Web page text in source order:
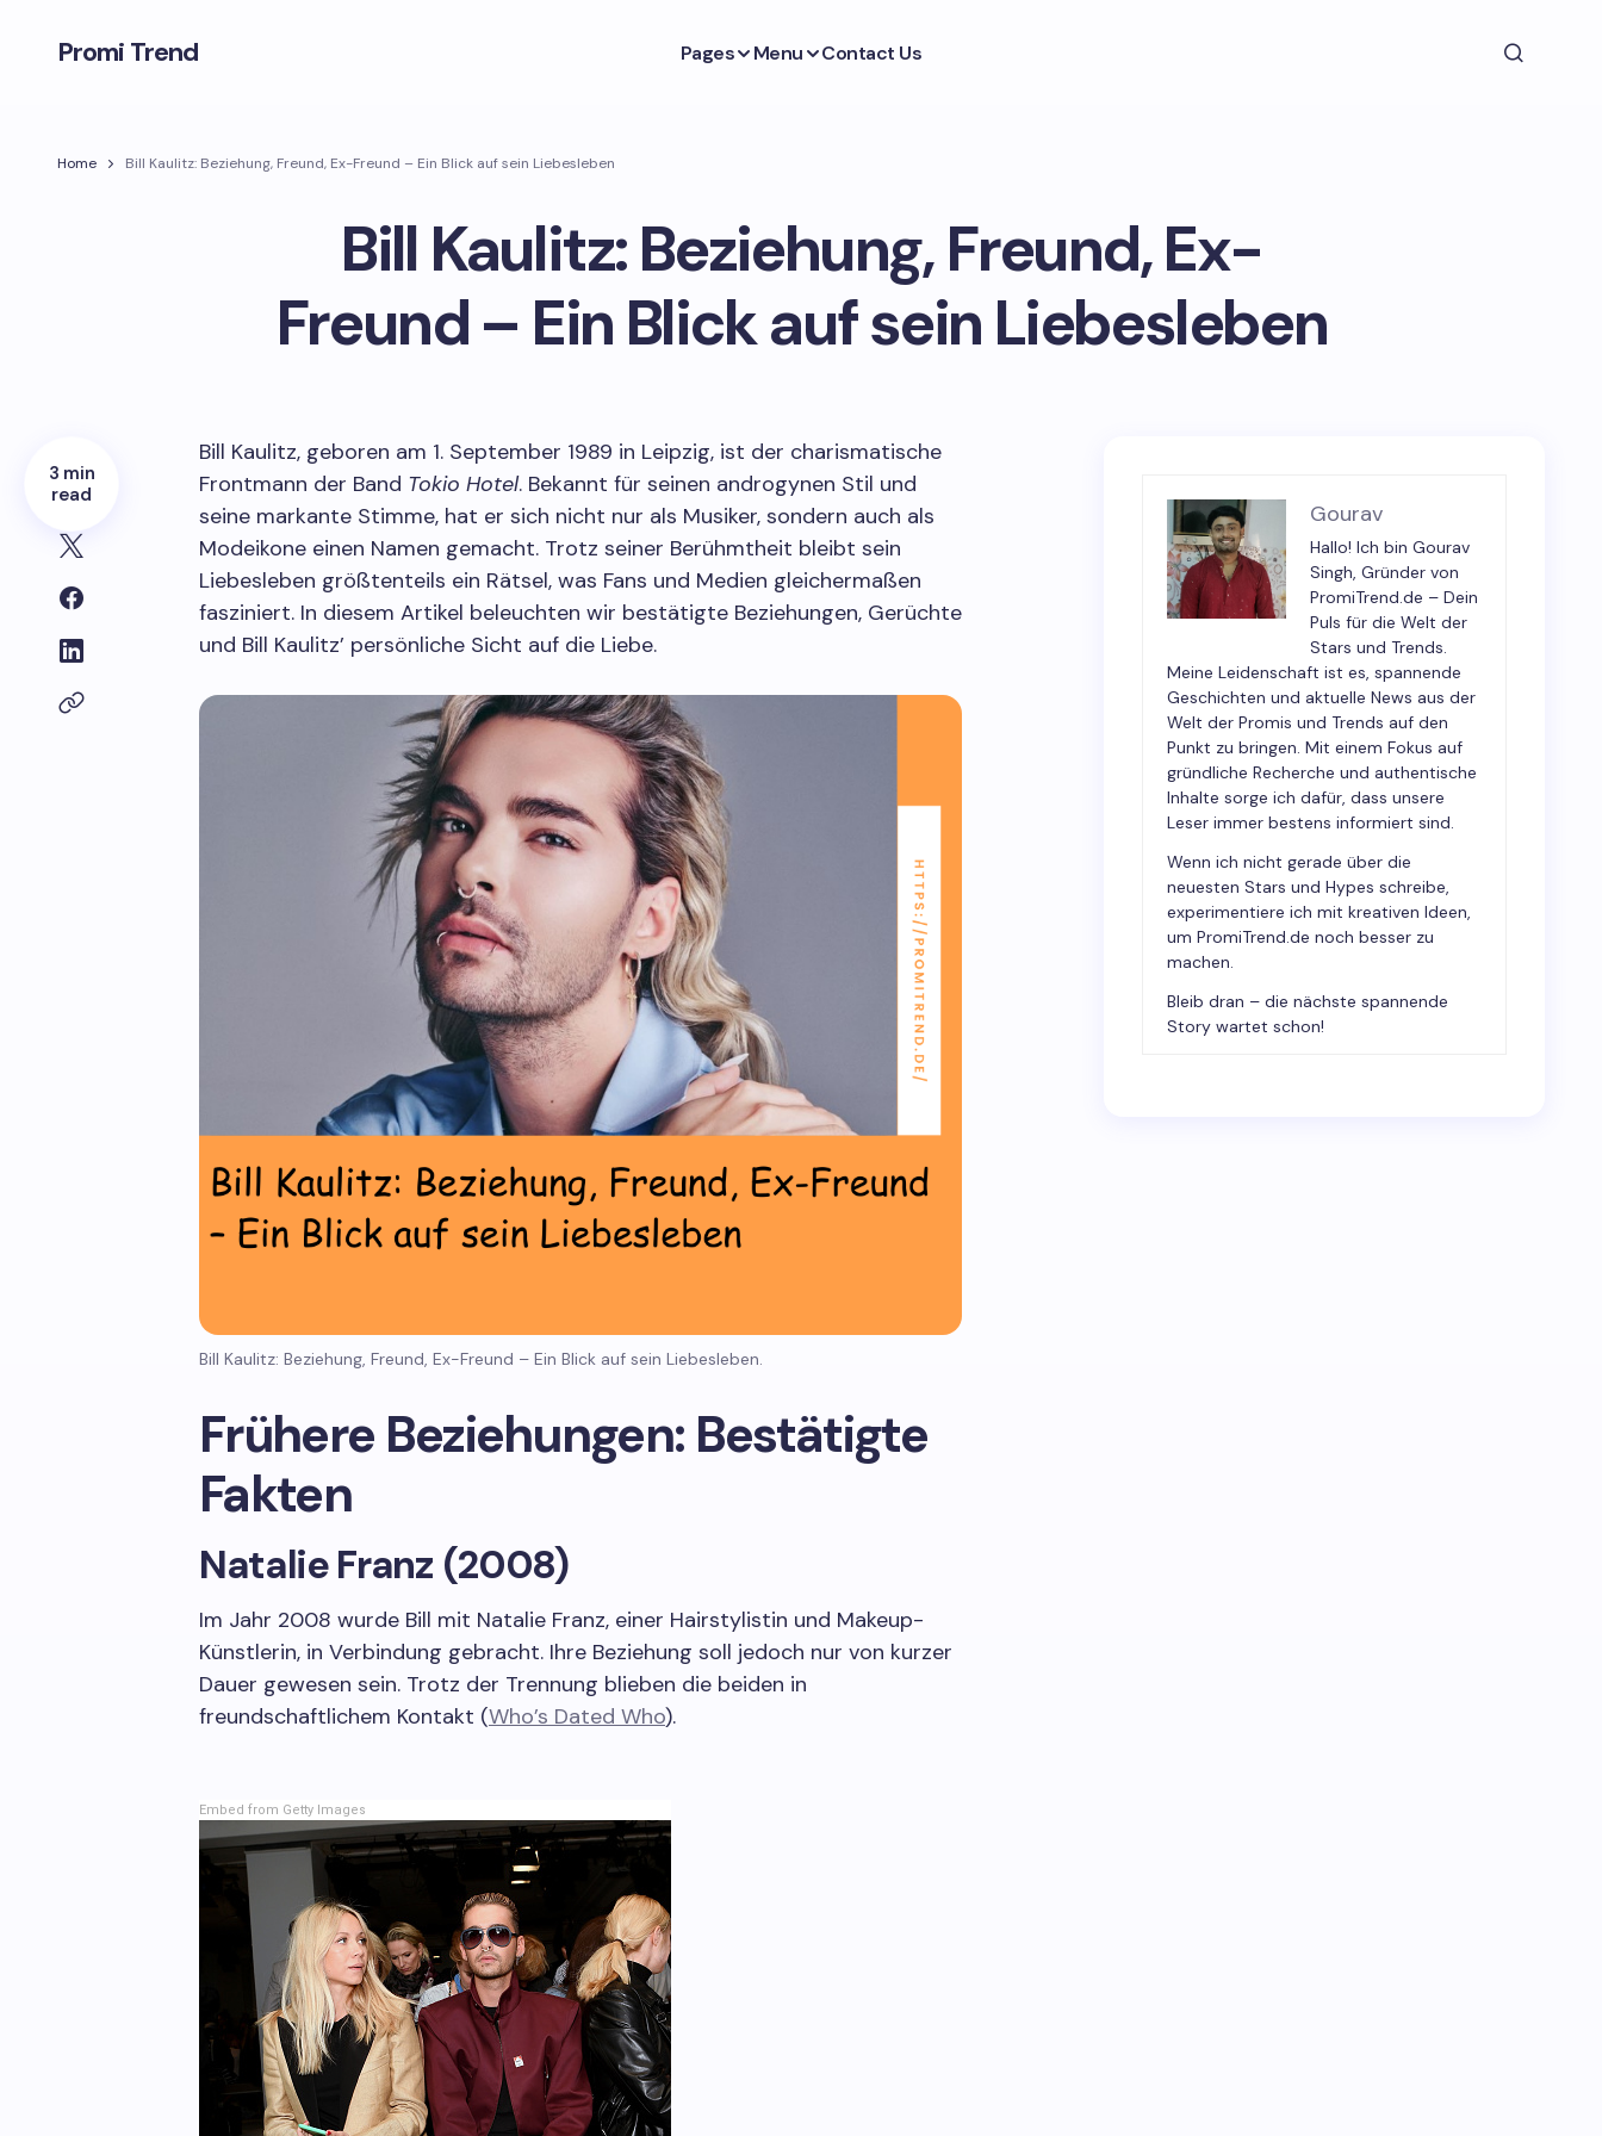
Promi Trend Pages Menu Contact Us
Home Bill Kaulitz: Beziehung, Freund, Ex-Freund – Ein Blick auf sein Liebesleben
Bill Kaulitz: Beziehung, Freund, Ex-
Freund – Ein Blick auf sein Liebesleben
3 min
read
Bill Kaulitz, geboren am 1. September 1989 in Leipzig, ist der charismatische
Frontmann der Band Tokio Hotel. Bekannt für seinen androgynen Stil und
seine markante Stimme, hat er sich nicht nur als Musiker, sondern auch als
Modeikone einen Namen gemacht. Trotz seiner Berühmtheit bleibt sein
Liebesleben größtenteils ein Rätsel, was Fans und Medien gleichermaßen
fasziniert. In diesem Artikel beleuchten wir bestätigte Beziehungen, Gerüchte
und Bill Kaulitz’ persönliche Sicht auf die Liebe.
Bill Kaulitz: Beziehung, Freund, Ex-Freund – Ein Blick auf sein Liebesleben.
Frühere Beziehungen: Bestätigte
Fakten
Natalie Franz (2008)
Im Jahr 2008 wurde Bill mit Natalie Franz, einer Hairstylistin und Makeup-
Künstlerin, in Verbindung gebracht. Ihre Beziehung soll jedoch nur von kurzer
Dauer gewesen sein. Trotz der Trennung blieben die beiden in
freundschaftlichem Kontakt (Who’s Dated Who).
Embed from Getty Images
Gourav
Hallo! Ich bin Gourav
Singh, Gründer von
PromiTrend.de – Dein
Puls für die Welt der
Stars und Trends.
Meine Leidenschaft ist es, spannende
Geschichten und aktuelle News aus der
Welt der Promis und Trends auf den
Punkt zu bringen. Mit einem Fokus auf
gründliche Recherche und authentische
Inhalte sorge ich dafür, dass unsere
Leser immer bestens informiert sind.
Wenn ich nicht gerade über die
neuesten Stars und Hypes schreibe,
experimentiere ich mit kreativen Ideen,
um PromiTrend.de noch besser zu
machen.
Bleib dran – die nächste spannende
Story wartet schon!